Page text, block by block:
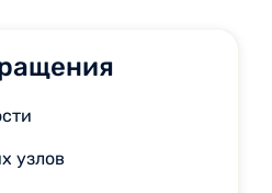
узлов